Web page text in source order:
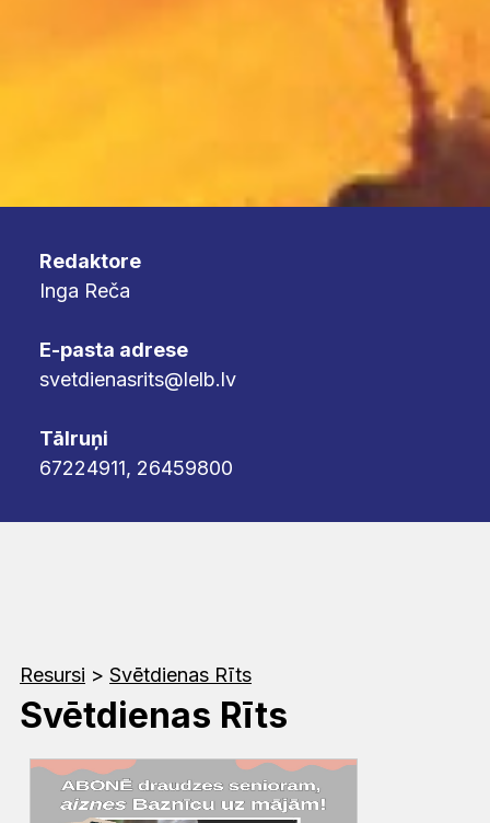
Redaktore
Inga Reča
E-pasta adrese
svetdienasrits@lelb.lv
Tālruņi
67224911, 26459800
Resursi > Svētdienas Rīts
Svētdienas Rīts